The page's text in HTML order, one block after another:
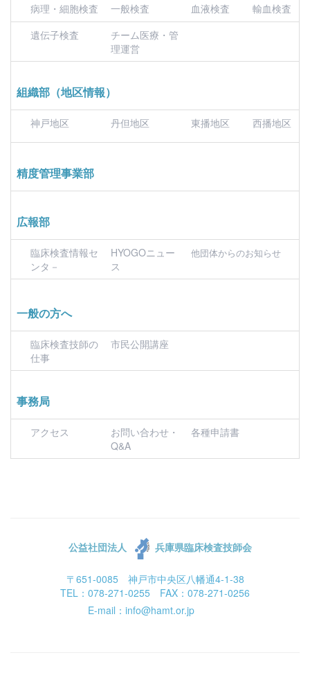
病理・細胞検査
一般検査 血液検査
輸血検査
遺伝子検査
チーム医療・管
理運営
組織部（地区情報）
神戸地区 丹但地区 東播地区 西播地区
精度管理事業部
広報部
臨床検査情報セ
ンタ－
HYOGOニュー
ス
他団体からのお知らせ
一般の方へ
臨床検査技師の
仕事
市民公開講座
事務局
アクセス
お問い合わせ・
Q&A
各種申請書
公益社団法人 兵庫県臨床検査技師会
〒651-0085 神戸市中央区八幡通4-1-38
TEL：078-271-0255 FAX：078-271-0256
E-mail：info@hamt.or.jp